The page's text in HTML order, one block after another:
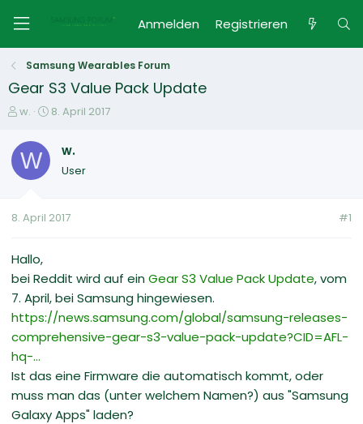
Anmelden Registrieren
Samsung Wearables Forum
Gear S3 Value Pack Update
E
s
t
e
e
w.
E
t
8. April 2017
W w.
User
8. April 2017 #1
Hallo,
bei Reddit wird auf einGear S3 Value Pack Update, vom
7. April, bei Samsung hingewiesen.
https://news.samsung.com/global/samsung-releases-
comprehensive-gear-s3-value-pack-update?CID=AFL-
hq-...
Ist das eine Firmware die automatisch kommt, oder
muss man das (unter welchem Namen?) aus "Samsung
Galaxy Apps" laden?